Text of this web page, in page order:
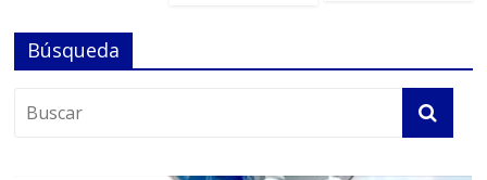
Búsqueda